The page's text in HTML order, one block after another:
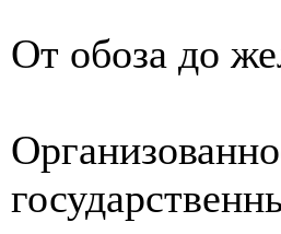
От обоза до